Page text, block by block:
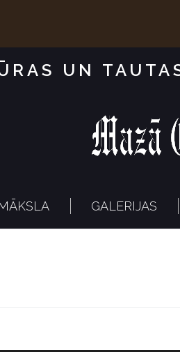
UN
GALERIJAS